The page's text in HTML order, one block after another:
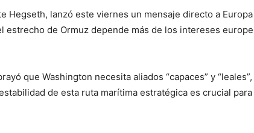
Hegseth, lanzó este viernes un mensaje directo a
de Ormuz depende más de los intereses
que Washington necesita aliados “capaces” y
de esta ruta marítima estratégica es crucial